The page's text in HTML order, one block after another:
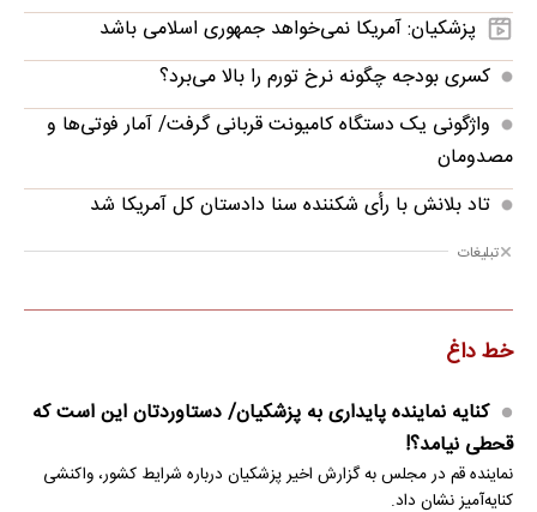
پزشکیان: آمریکا نمی‌خواهد جمهوری اسلامی باشد
کسری بودجه چگونه نرخ تورم را بالا می‌برد؟
واژگونی یک دستگاه کامیونت قربانی گرفت/ آمار فوتی‌ها و
مصدومان
تاد بلانش با رأی شکننده سنا دادستان کل آمریکا شد
تبلیغات
خط داغ
کنایه نماینده پایداری به پزشکیان/ دستاوردتان این است که
قحطی نیامد؟!
نماینده قم در مجلس به گزارش اخیر پزشکیان درباره شرایط کشور، واکنشی
کنایه‌آمیز نشان داد.